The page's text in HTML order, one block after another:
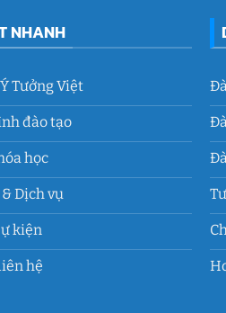
NHANH
Tưởng Việt
đào tạo
học
Dịch vụ
kiện
hệ